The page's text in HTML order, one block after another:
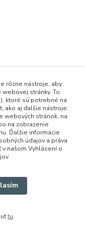
rôzne nástroje, aby
stránky. To
ktoré sú potrebné na
ako aj ďalšie nástroje,
webových stránok, na
na zobrazenie
Ďalšie informácie
údajov a práva
našom Vyhlásení o
tu.